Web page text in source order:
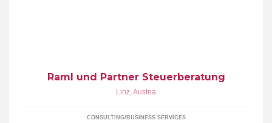
Raml und Partner Steuerberatung
Linz,Austria
CONSULTING/BUSINESS SERVICES